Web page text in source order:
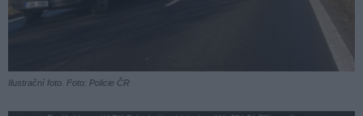
Ilustrační foto. Foto: Policie ČR